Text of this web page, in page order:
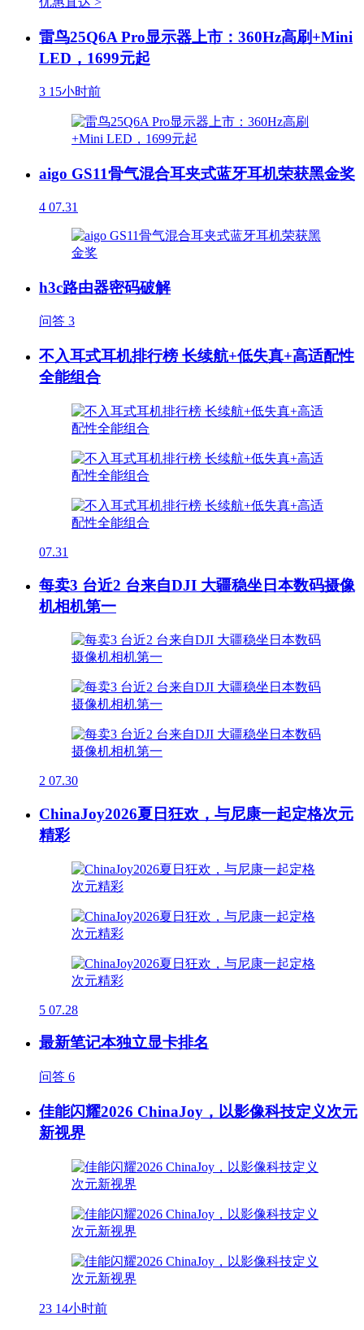
雷鸟25Q6A Pro显示器上市：360Hz高刷+Mini
LED，1699元起
3 15小时前
aigo GS11骨气混合耳夹式蓝牙耳机荣获黑金奖
4 07.31
h3c路由器密码破解
问答 3
不入耳式耳机排行榜 长续航+低失真+高适配性
全能组合
07.31
每卖3 台近2 台来自DJI 大疆稳坐日本数码摄像
机相机第一
2 07.30
ChinaJoy2026夏日狂欢，与尼康一起定格次元
精彩
5 07.28
最新笔记本独立显卡排名
问答 6
佳能闪耀2026 ChinaJoy，以影像科技定义次元
新视界
23 14小时前